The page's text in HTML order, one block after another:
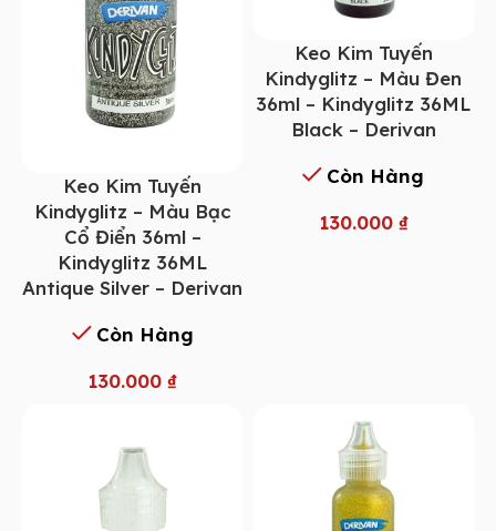
Keo Kim Tuyến
Kindyglitz – Màu Bạc
Cổ Điển 36ml –
Kindyglitz 36ML
Antique Silver – Derivan
Còn Hàng
130.000 ₫
Keo Kim Tuyến
Kindyglitz – Màu Đen
36ml – Kindyglitz 36ML
Black – Derivan
Còn Hàng
130.000 ₫